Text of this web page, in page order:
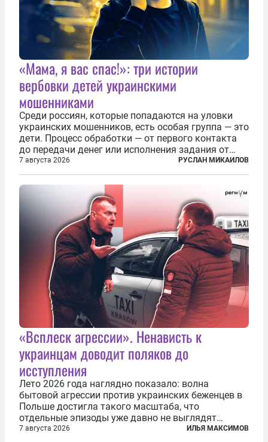
«Мама, я вас спас!»: три истории
вербовки детей украинскими
мошенниками
Среди россиян, которые попадаются на уловки
украинских мошенников, есть особая группа — это
дети. Процесс обработки — от первого контакта
до передачи денег или исполнения задания от
кураторов может занять от двух часов до
нескольких месяцев. Детей превращают в
послушных исполнителей, которые...
7 августа 2026 РУСЛАН МИКАИЛОВ
«Всплеск агрессии». Ненависть к
украинцам доводит поляков до
исступления
Лето 2026 года наглядно показало: волна
бытовой агрессии против украинских беженцев в
Польше достигла такого масштаба, что
отдельные эпизоды уже давно не выглядят
случайными. Поляки, судя по происходящему,
7 августа 2026 ИЛЬЯ МАКСИМОВ